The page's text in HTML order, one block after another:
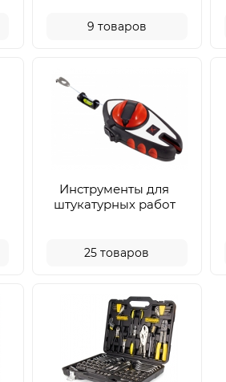
9 товаров
Инструменты для
штукатурных работ
25товаров